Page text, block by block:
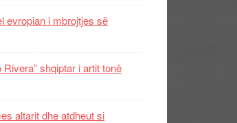
evropian i mbrojtjes së
Rivera” shqiptar i artit tonë
altarit dhe atdheut si